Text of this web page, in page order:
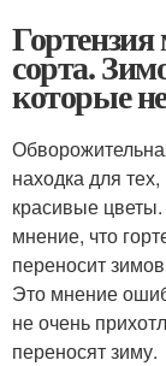
Гортензия
сорта.
которые
находка для
красивые
мнение, что
переносит
Это мнение
не очень
переносят зиму.